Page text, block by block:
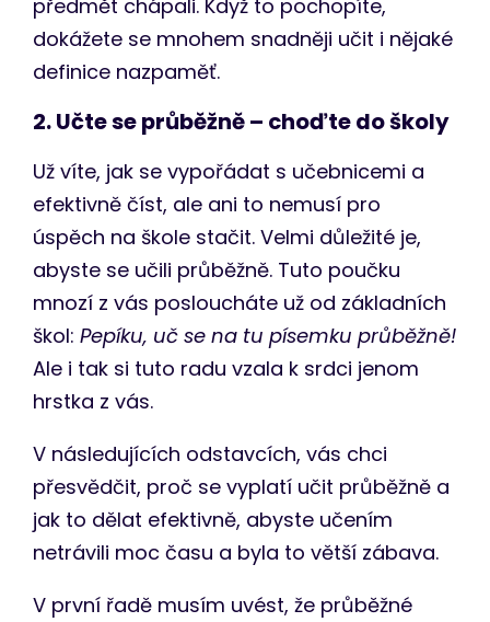
předmět chápali. Když to pochopíte,
dokážete se mnohem snadněji učit i nějaké
definice nazpaměť.
2. Učte se průběžně – choďte do školy
Už víte, jak se vypořádat s učebnicemi a
efektivně číst, ale ani to nemusí pro
úspěch na škole stačit. Velmi důležité je,
abyste se učili průběžně. Tuto poučku
mnozí z vás posloucháte už od základních
škol:Pepíku, uč se na tu písemku průběžně!
Ale i tak si tuto radu vzala k srdci jenom
hrstka z vás.
V následujících odstavcích, vás chci
přesvědčit, proč se vyplatí učit průběžně a
jak to dělat efektivně, abyste učením
netrávili moc času a byla to větší zábava.
V první řadě musím uvést, že průběžné